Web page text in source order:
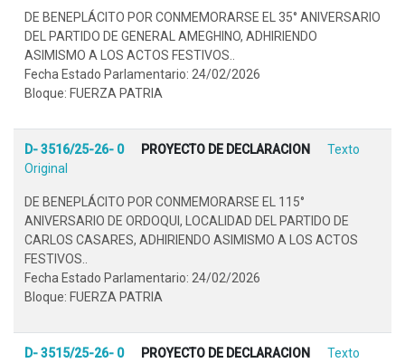
DE BENEPLÁCITO POR CONMEMORARSE EL 35° ANIVERSARIO
DEL PARTIDO DE GENERAL AMEGHINO, ADHIRIENDO
ASIMISMO A LOS ACTOS FESTIVOS..
Fecha Estado Parlamentario: 24/02/2026
Bloque: FUERZA PATRIA
D- 3516/25-26- 0 PROYECTO DE DECLARACION
Texto
Original
DE BENEPLÁCITO POR CONMEMORARSE EL 115°
ANIVERSARIO DE ORDOQUI, LOCALIDAD DEL PARTIDO DE
CARLOS CASARES, ADHIRIENDO ASIMISMO A LOS ACTOS
FESTIVOS..
Fecha Estado Parlamentario: 24/02/2026
Bloque: FUERZA PATRIA
D- 3515/25-26- 0 PROYECTO DE DECLARACION
Texto